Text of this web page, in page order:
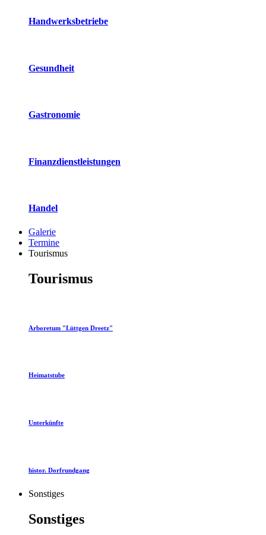
Handwerksbetriebe
Gesundheit
Gastronomie
Finanzdienstleistungen
Handel
Galerie
Termine
Tourismus
Tourismus
Arboretum "Lüttgen Dreetz"
Heimatstube
Unterkünfte
histor. Dorfrundgang
Sonstiges
Sonstiges